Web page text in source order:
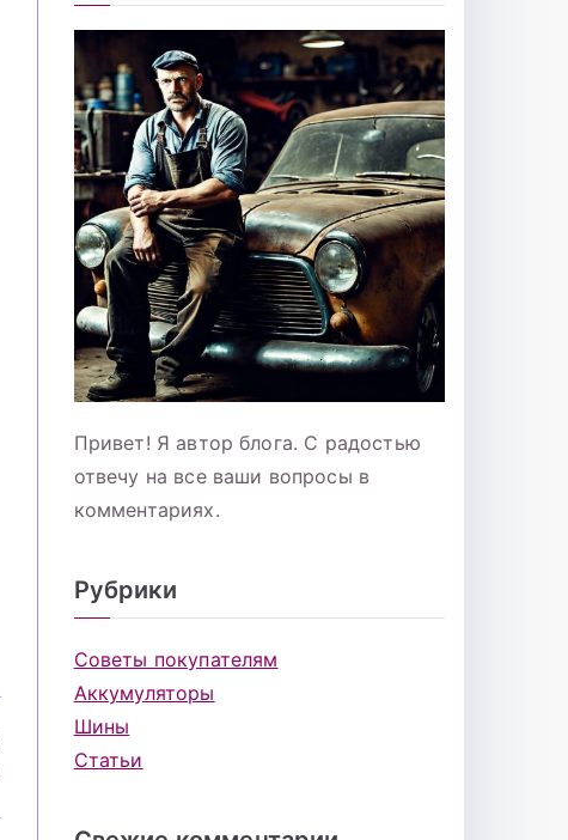
Привет! Я автор блога. С радостью
отвечу на все ваши вопросы в
комментариях.
Рубрики
Советы покупателям
Аккумуляторы
Шины
Статьи